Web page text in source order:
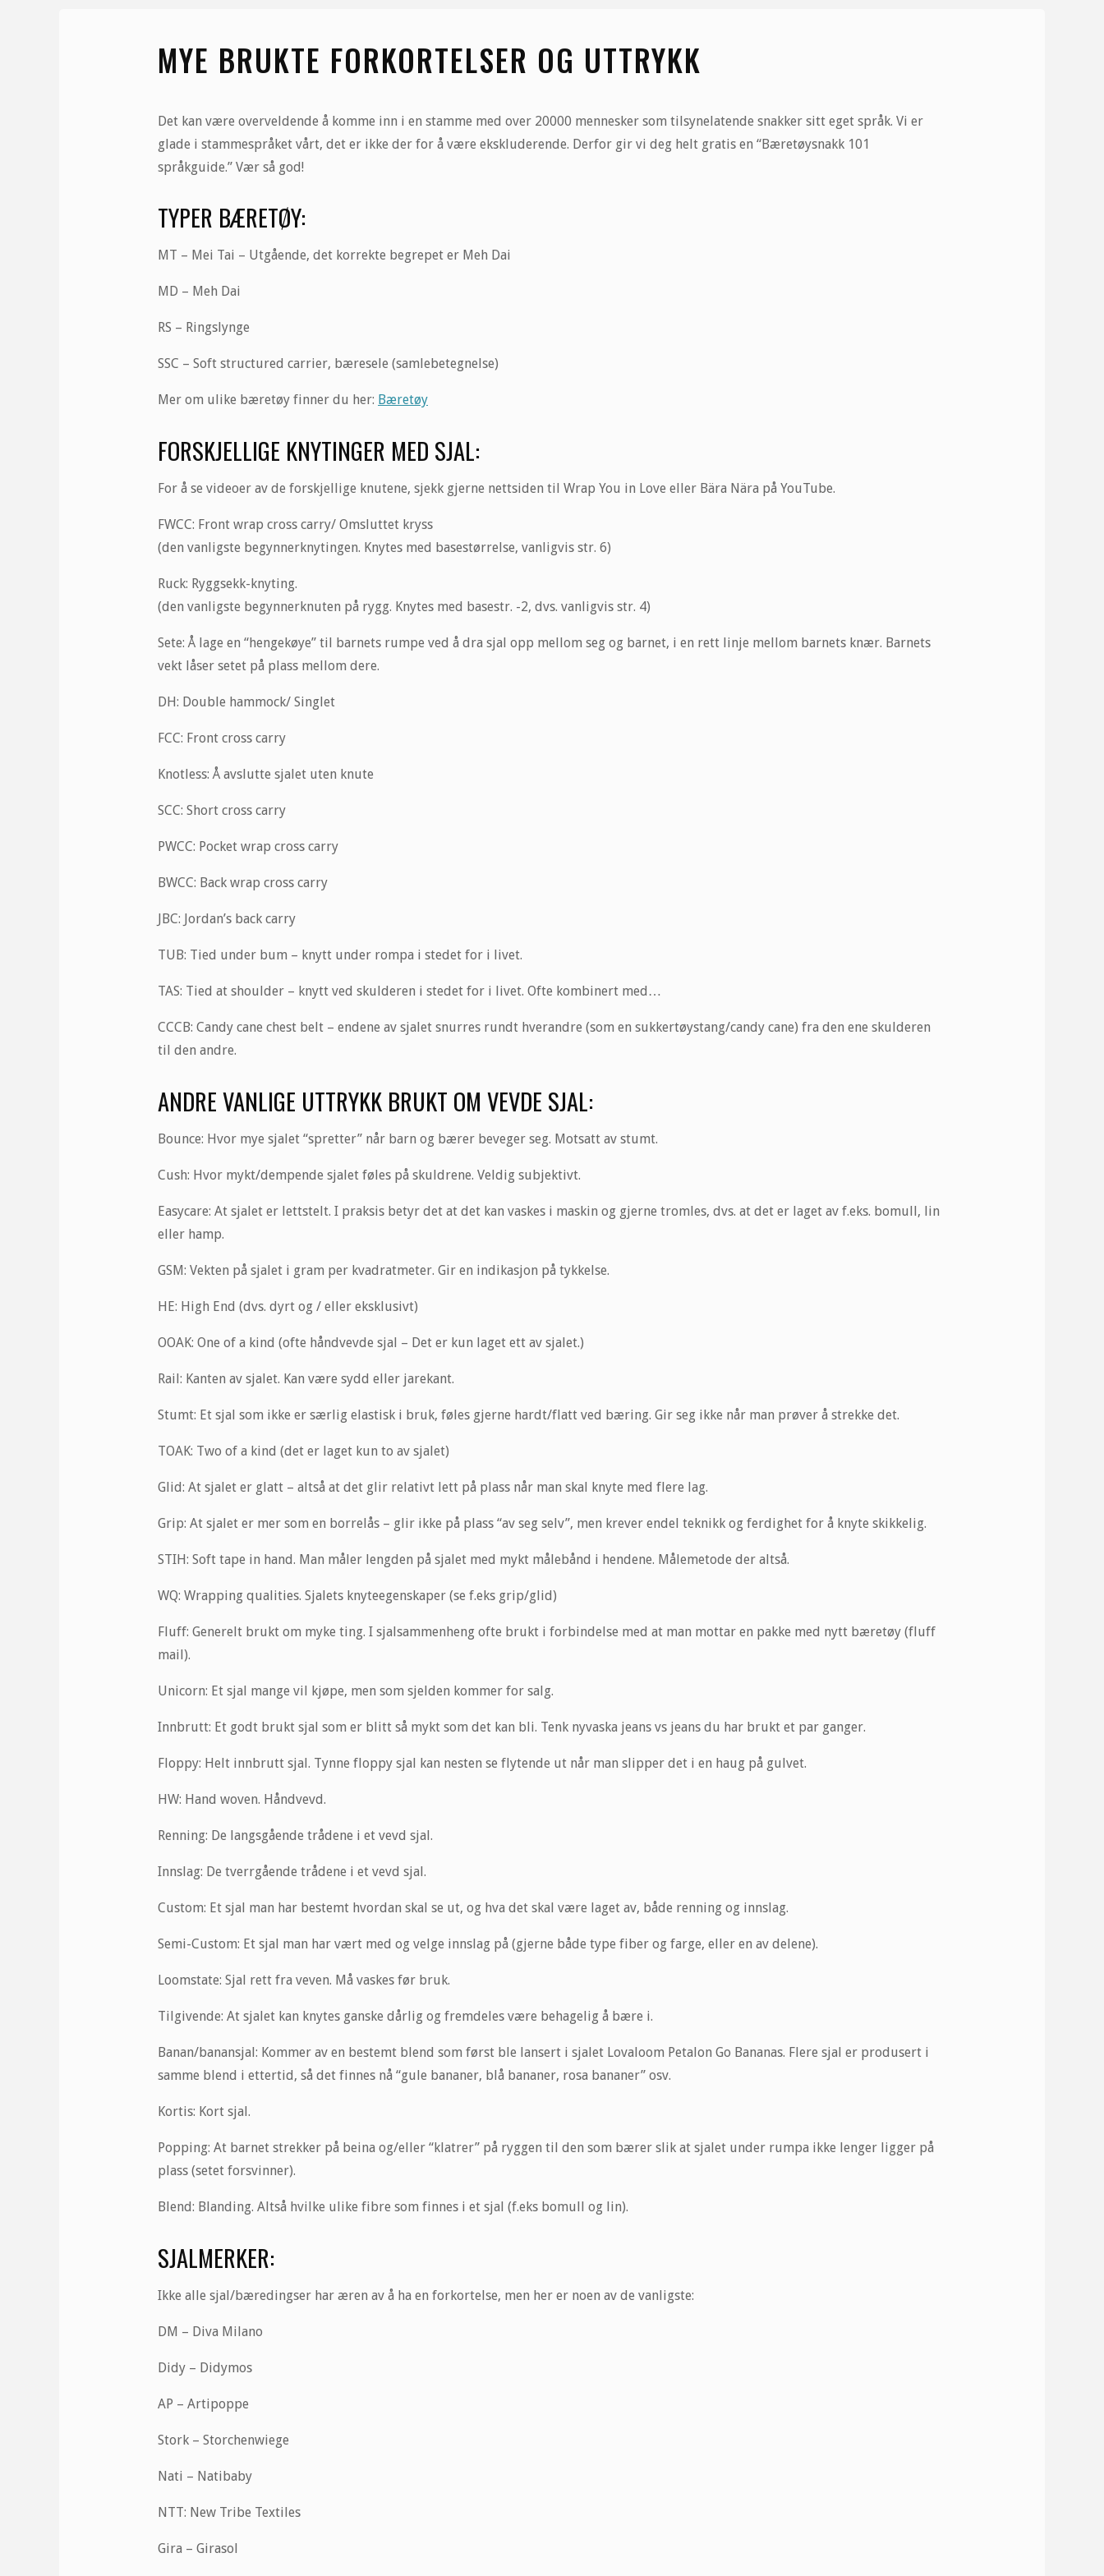
MYE BRUKTE FORKORTELSER OG UTTRYKK
Det kan være overveldende å komme inn i en stamme med over 20000 mennesker som tilsynelatende snakker sitt eget språk. Vi er
glade i stammespråket vårt, det er ikke der for å være ekskluderende. Derfor gir vi deg helt gratis en “Bæretøysnakk 101
språkguide.” Vær så god!
TYPER BÆRETØY:
MT – Mei Tai – Utgående, det korrekte begrepet er Meh Dai
MD – Meh Dai
RS – Ringslynge
SSC – Soft structured carrier, bæresele (samlebetegnelse)
Mer om ulike bæretøy finner du her: Bæretøy
FORSKJELLIGE KNYTINGER MED SJAL:
For å se videoer av de forskjellige knutene, sjekk gjerne nettsiden til Wrap You in Love eller Bära Nära på YouTube.
FWCC: Front wrap cross carry/ Omsluttet kryss
(den vanligste begynnerknytingen. Knytes med basestørrelse, vanligvis str. 6)
Ruck: Ryggsekk-knyting.
(den vanligste begynnerknuten på rygg. Knytes med basestr. -2, dvs. vanligvis str. 4)
Sete: Å lage en “hengekøye” til barnets rumpe ved å dra sjal opp mellom seg og barnet, i en rett linje mellom barnets knær. Barnets
vekt låser setet på plass mellom dere.
DH: Double hammock/ Singlet
FCC: Front cross carry
Knotless: Å avslutte sjalet uten knute
SCC: Short cross carry
PWCC: Pocket wrap cross carry
BWCC: Back wrap cross carry
JBC: Jordan’s back carry
TUB: Tied under bum – knytt under rompa i stedet for i livet.
TAS: Tied at shoulder – knytt ved skulderen i stedet for i livet. Ofte kombinert med…
CCCB: Candy cane chest belt – endene av sjalet snurres rundt hverandre (som en sukkertøystang/candy cane) fra den ene skulderen
til den andre.
ANDRE VANLIGE UTTRYKK BRUKT OM VEVDE SJAL:
Bounce: Hvor mye sjalet “spretter” når barn og bærer beveger seg. Motsatt av stumt.
Cush: Hvor mykt/dempende sjalet føles på skuldrene. Veldig subjektivt.
Easycare: At sjalet er lettstelt. I praksis betyr det at det kan vaskes i maskin og gjerne tromles, dvs. at det er laget av f.eks. bomull, lin
eller hamp.
GSM: Vekten på sjalet i gram per kvadratmeter. Gir en indikasjon på tykkelse.
HE: High End (dvs. dyrt og / eller eksklusivt)
OOAK: One of a kind (ofte håndvevde sjal – Det er kun laget ett av sjalet.)
Rail: Kanten av sjalet. Kan være sydd eller jarekant.
Stumt: Et sjal som ikke er særlig elastisk i bruk, føles gjerne hardt/flatt ved bæring. Gir seg ikke når man prøver å strekke det.
TOAK: Two of a kind (det er laget kun to av sjalet)
Glid: At sjalet er glatt – altså at det glir relativt lett på plass når man skal knyte med flere lag.
Grip: At sjalet er mer som en borrelås – glir ikke på plass “av seg selv”, men krever endel teknikk og ferdighet for å knyte skikkelig.
STIH: Soft tape in hand. Man måler lengden på sjalet med mykt målebånd i hendene. Målemetode der altså.
WQ: Wrapping qualities. Sjalets knyteegenskaper (se f.eks grip/glid)
Fluff: Generelt brukt om myke ting. I sjalsammenheng ofte brukt i forbindelse med at man mottar en pakke med nytt bæretøy (fluff
mail).
Unicorn: Et sjal mange vil kjøpe, men som sjelden kommer for salg.
Innbrutt: Et godt brukt sjal som er blitt så mykt som det kan bli. Tenk nyvaska jeans vs jeans du har brukt et par ganger.
Floppy: Helt innbrutt sjal. Tynne floppy sjal kan nesten se flytende ut når man slipper det i en haug på gulvet.
HW: Hand woven. Håndvevd.
Renning: De langsgående trådene i et vevd sjal.
Innslag: De tverrgående trådene i et vevd sjal.
Custom: Et sjal man har bestemt hvordan skal se ut, og hva det skal være laget av, både renning og innslag.
Semi-Custom: Et sjal man har vært med og velge innslag på (gjerne både type fiber og farge, eller en av delene).
Loomstate: Sjal rett fra veven. Må vaskes før bruk.
Tilgivende: At sjalet kan knytes ganske dårlig og fremdeles være behagelig å bære i.
Banan/banansjal: Kommer av en bestemt blend som først ble lansert i sjalet Lovaloom Petalon Go Bananas. Flere sjal er produsert i
samme blend i ettertid, så det finnes nå “gule bananer, blå bananer, rosa bananer” osv.
Kortis: Kort sjal.
Popping: At barnet strekker på beina og/eller “klatrer” på ryggen til den som bærer slik at sjalet under rumpa ikke lenger ligger på
plass (setet forsvinner).
Blend: Blanding. Altså hvilke ulike fibre som finnes i et sjal (f.eks bomull og lin).
SJALMERKER:
Ikke alle sjal/bæredingser har æren av å ha en forkortelse, men her er noen av de vanligste:
DM – Diva Milano
Didy – Didymos
AP – Artipoppe
Stork – Storchenwiege
Nati – Natibaby
NTT: New Tribe Textiles
Gira – Girasol